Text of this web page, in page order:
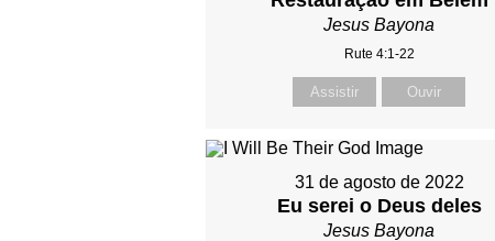
Jesus Bayona
Rute 4:1-22
Assistir Ouvir
31 de agosto de 2022
Eu serei o Deus deles
Jesus Bayona